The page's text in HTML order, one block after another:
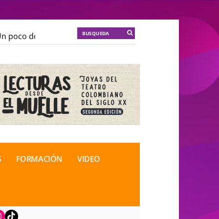
poco de locura para la cordura
Soma
Soma
de Teatro Rosa
FORMACIÓN VIDEO
TikTok